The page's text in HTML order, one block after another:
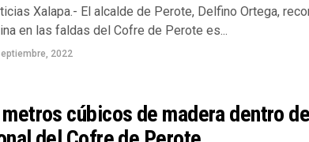
Xalapa.- El alcalde de Perote, Delfino Ortega,
en las faldas del Cofre de Perote es...
2022
cúbicos de madera dentro